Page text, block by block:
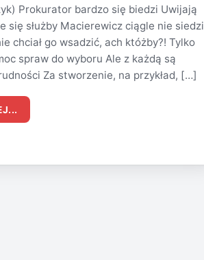
Prokurator bardzo się biedzi Uwijają
się służby Macierewicz ciągle nie siedzi
chciał go wsadzić, ach któżby?! Tylko
spraw do wyboru Ale z każdą są
Za stworzenie, na przykład, […]